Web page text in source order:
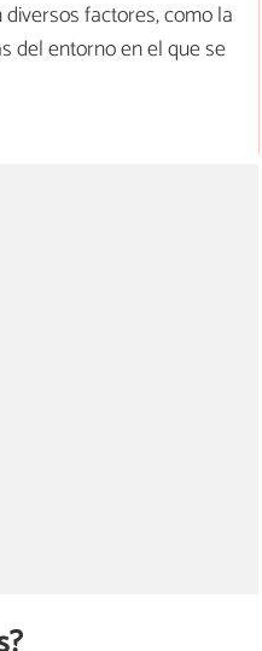
factores, como la
del entorno en el que se